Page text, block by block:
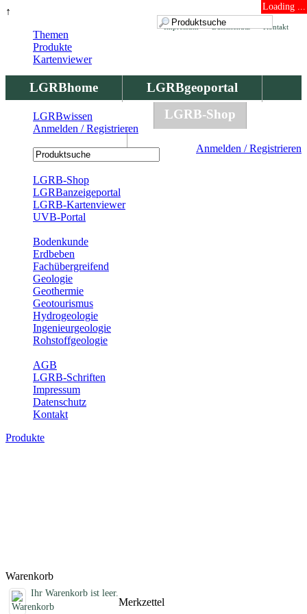
↑ Loading ...
Kontakt
Datenschutz
Impressum
LGRBhome
LGRBgeoportal
LGRBbohrungen
LGRB-Shop
Anmelden / Registrieren
Themen
Produkte
Kartenviewer
LGRBwissen
Anmelden / Registrieren
LGRB-Shop
LGRBanzeigeportal
LGRB-Kartenviewer
UVB-Portal
Bodenkunde
Erdbeben
Fachübergreifend
Geologie
Geothermie
Geotourismus
Hydrogeologie
Ingenieurgeologie
Rohstoffgeologie
AGB
LGRB-Schriften
Impressum
Datenschutz
Kontakt
Produkte
Warenkorb
Ihr Warenkorb ist leer.
Merkzettel